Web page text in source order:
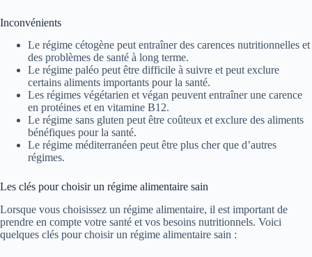
Inconvénients
Le régime cétogène peut entraîner des carences nutritionnelles et
des problèmes de santé à long terme.
Le régime paléo peut être difficile à suivre et peut exclure
certains aliments importants pour la santé.
Les régimes végétarien et végan peuvent entraîner une carence
en protéines et en vitamine B12.
Le régime sans gluten peut être coûteux et exclure des aliments
bénéfiques pour la santé.
Le régime méditerranéen peut être plus cher que d’autres
régimes.
Les clés pour choisir un régime alimentaire sain
Lorsque vous choisissez un régime alimentaire, il est important de
prendre en compte votre santé et vos besoins nutritionnels. Voici
quelques clés pour choisir un régime alimentaire sain :